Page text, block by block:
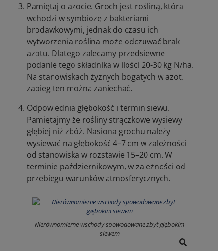
Pamiętaj o azocie. Groch jest rośliną, która
wchodzi w symbiozę z bakteriami
brodawkowymi, jednak do czasu ich
wytworzenia roślina może odczuwać brak
azotu. Dlatego zalecamy przedsiewne
podanie tego składnika w ilości 20-30 kg N/ha.
Na stanowiskach żyznych bogatych w azot,
zabieg ten można zaniechać.
Odpowiednia głębokość i termin siewu.
Pamiętajmy że rośliny strączkowe wysiewy
głębiej niż zbóż. Nasiona grochu należy
wysiewać na głębokość 4–7 cm w zależności
od stanowiska w rozstawie 15–20 cm. W
terminie październikowym, w zależności od
przebiegu warunków atmosferycznych.
Nierównomierne wschody spowodowane zbyt głębokim
siewem